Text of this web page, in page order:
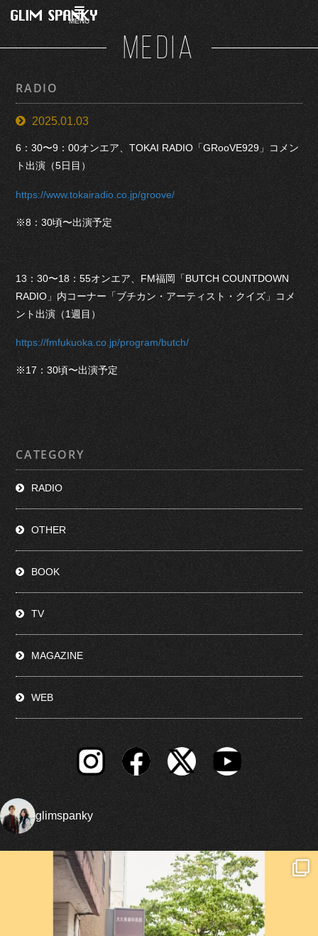
MENU
MEDIA
RADIO
2025.01.03
6：30〜9：00オンエア、TOKAI RADIO「GRooVE929」コメン
ト出演（5日目）
https://www.tokairadio.co.jp/groove/
※8：30頃〜出演予定
13：30〜18：55オンエア、FM福岡「BUTCH COUNTDOWN
RADIO」内コーナー「ブチカン・アーティスト・クイズ」コメ
ント出演（1週目）
https://fmfukuoka.co.jp/program/butch/
※17：30頃〜出演予定
CATEGORY
RADIO
OTHER
BOOK
TV
MAGAZINE
WEB
glimspanky